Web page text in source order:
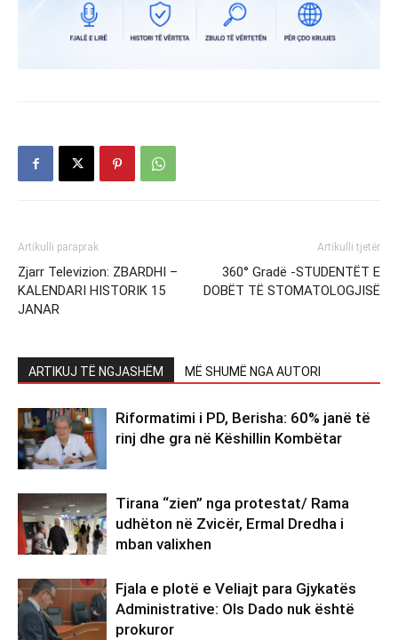
Artikulli paraprak
Zjarr Televizion: ZBARDHI –
KALENDARI HISTORIK 15
JANAR
Artikulli tjetër
360° Gradë -STUDENTËT E
DOBËT TË STOMATOLOGJISË
ARTIKUJ TË NGJASHËM MË SHUMË NGA AUTORI
Riformatimi i PD, Berisha: 60% janë të
rinj dhe gra në Këshillin Kombëtar
Tirana “zien” nga protestat/ Rama
udhëton në Zvicër, Ermal Dredha i
mban valixhen
Fjala e plotë e Veliajt para Gjykatës
Administrative: Ols Dado nuk është
prokuror